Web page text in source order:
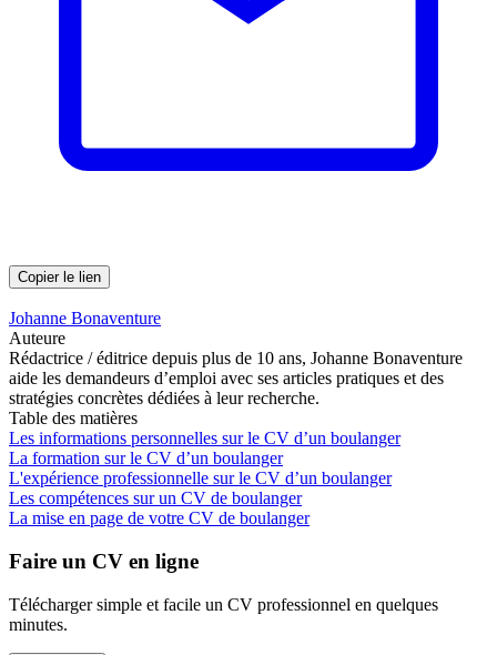
Copier le lien
Johanne Bonaventure
Auteure
Rédactrice / éditrice depuis plus de 10 ans, Johanne Bonaventure
aide les demandeurs d’emploi avec ses articles pratiques et des
stratégies concrètes dédiées à leur recherche.
Table des matières
Les informations personnelles sur le CV d’un boulanger
La formation sur le CV d’un boulanger
L'expérience professionnelle sur le CV d’un boulanger
Les compétences sur un CV de boulanger
La mise en page de votre CV de boulanger
Faire un CV en ligne
Télécharger simple et facile un CV professionnel en quelques
minutes.